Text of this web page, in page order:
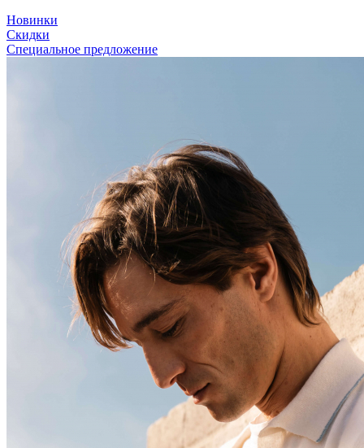
Новинки
Скидки
Специальное предложение